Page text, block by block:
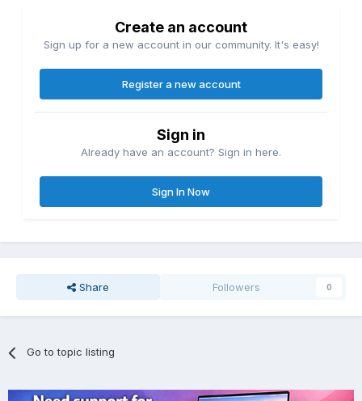
Create an account
Sign up for a new account in our community. It's easy!
Register a new account
Sign in
Already have an account? Sign in here.
Sign In Now
Share Followers 0
Go to topic listing